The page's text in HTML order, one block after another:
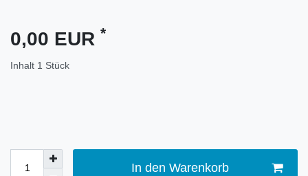
0,00 EUR *
Inhalt 1 Stück
In den Warenkorb